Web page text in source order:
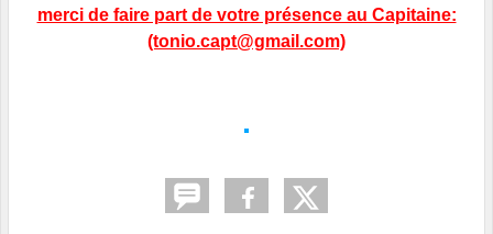
merci de faire part de votre présence au Capitaine:
(tonio.capt@gmail.com)